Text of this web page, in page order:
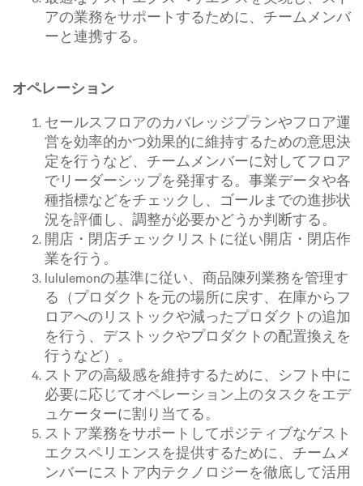
アの業務をサポートするために、チームメンバ
ーと連携する。
オペレーション
セールスフロアのカバレッジプランやフロア運
営を効率的かつ効果的に維持するための意思決
定を行うなど、チームメンバーに対してフロア
でリーダーシップを発揮する。事業データや各
種指標などをチェックし、ゴールまでの進捗状
況を評価し、調整が必要かどうか判断する。
開店・閉店チェックリストに従い開店・閉店作
業を行う。
lululemonの基準に従い、商品陳列業務を管理す
る（プロダクトを元の場所に戻す、在庫からフ
ロアへのリストックや減ったプロダクトの追加
を行う、デストックやプロダクトの配置換えを
行うなど）。
ストアの高級感を維持するために、シフト中に
必要に応じてオペレーション上のタスクをエデ
ュケーターに割り当てる。
ストア業務をサポートしてポジティブなゲスト
エクスペリエンスを提供するために、チームメ
ンバーにストア内テクノロジーを徹底して活用